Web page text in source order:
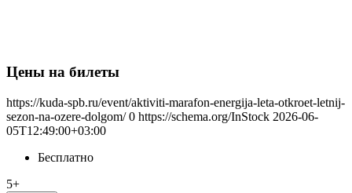
Цены на билеты
https://kuda-spb.ru/event/aktiviti-marafon-energija-leta-otkroet-letnij-
sezon-na-ozere-dolgom/ 0 https://schema.org/InStock 2026-06-
05T12:49:00+03:00
Бесплатно
5+